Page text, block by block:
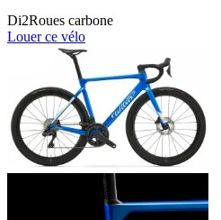
Di2Roues carbone
Louer ce vélo